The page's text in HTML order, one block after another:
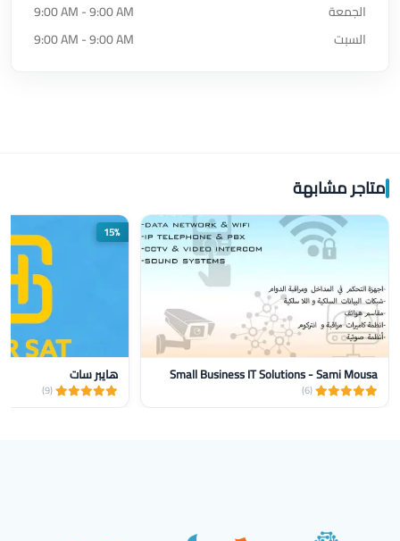
الجمعة
9:00 AM - 9:00 AM
السبت
9:00 AM - 9:00 AM
متاجر مشابهة
Small Business IT Solutions - Sami Mousa
(6)
15%
هايبر سات
(9)